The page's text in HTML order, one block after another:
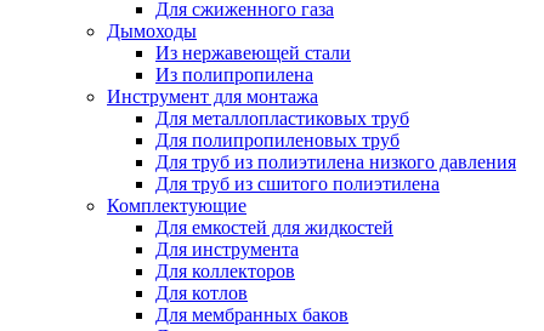
Для сжиженного газа
Дымоходы
Из нержавеющей стали
Из полипропилена
Инструмент для монтажа
Для металлопластиковых труб
Для полипропиленовых труб
Для труб из полиэтилена низкого давления
Для труб из сшитого полиэтилена
Комплектующие
Для емкостей для жидкостей
Для инструмента
Для коллекторов
Для котлов
Для мембранных баков